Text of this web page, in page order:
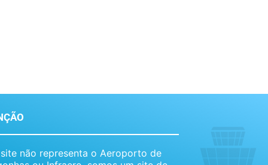
não representa o Aeroporto de